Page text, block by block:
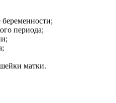
периода;
матки.